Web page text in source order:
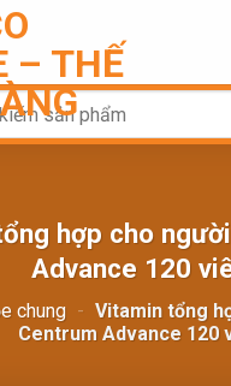
hợp cho
Advance 120
chung - Vitamin tổng
Centrum Advance 120